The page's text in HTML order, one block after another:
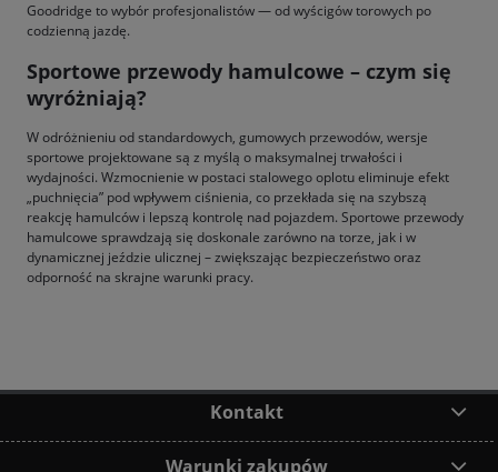
Goodridge to wybór profesjonalistów — od wyścigów torowych po
codzienną jazdę.
Sportowe przewody hamulcowe – czym się
wyróżniają?
W odróżnieniu od standardowych, gumowych przewodów, wersje
sportowe projektowane są z myślą o maksymalnej trwałości i
wydajności. Wzmocnienie w postaci stalowego oplotu eliminuje efekt
„puchnięcia” pod wpływem ciśnienia, co przekłada się na szybszą
reakcję hamulców i lepszą kontrolę nad pojazdem. Sportowe przewody
hamulcowe sprawdzają się doskonale zarówno na torze, jak i w
dynamicznej jeździe ulicznej – zwiększając bezpieczeństwo oraz
odporność na skrajne warunki pracy.
Kontakt
Warunki zakupów